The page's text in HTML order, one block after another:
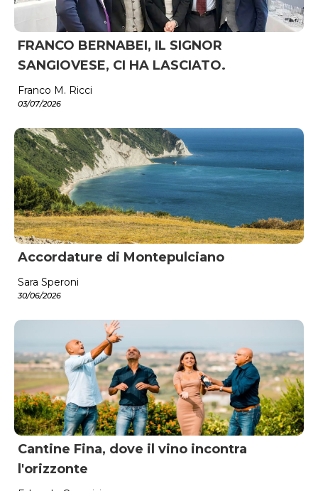
FRANCO BERNABEI, IL SIGNOR
SANGIOVESE, CI HA LASCIATO.
Franco M. Ricci
03/07/2026
Accordature di Montepulciano
Sara Speroni
30/06/2026
Cantine Fina, dove il vino incontra
l'orizzonte